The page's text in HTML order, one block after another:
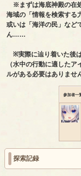
※まずは海底神殿の在
海域の「情報を検索する
或いは「海洋の民」など
ん……
※実際に辿り着いた後
（水中の行動に適した
ルがある必要はありませ
参加者一
探索記録